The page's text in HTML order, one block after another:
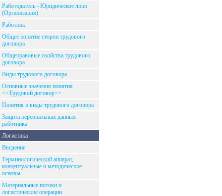
Работодатель - Юридическое лицо
(Организация)
Работник
Общее понятие сторон трудового
договора
Общеправовые свойства трудового
договора
Виды трудового договора
Основные значения понятия
<<Трудовой договор>>
Понятия и виды трудового договора
Защита персональных данных
работника
Логистика
Введение
Терминологический аппарат,
концептуальные и методические
основы
Материальные потоки и
логистические операции